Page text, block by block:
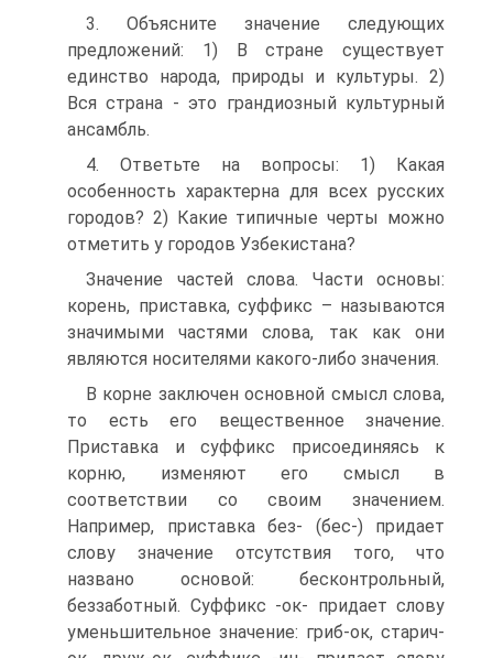
3. Объясните значение следующих
предложений: 1) В стране существует
единство народа, природы и культуры. 2)
Вся страна - это грандиозный культурный
ансамбль.
4. Ответьте на вопросы: 1) Какая
особенность характерна для всех русских
городов? 2) Какие типичные черты можно
отметить у городов Узбекистана?
Значение частей слова. Части основы:
корень, приставка, суффикс – называются
значимыми частями слова, так как они
являются носителями какого-либо значения.
В корне заключен основной смысл слова,
то есть его вещественное значение.
Приставка и суффикс присоединяясь к
корню, изменяют его смысл в
соответствии со своим значением.
Например, приставка без- (бес-) придает
слову значение отсутствия того, что
названо основой: бесконтрольный,
беззаботный. Суффикс -ок- придает слову
уменьшительное значение: гриб-ок, старич-